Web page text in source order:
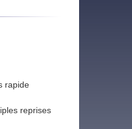
rapide
reprises